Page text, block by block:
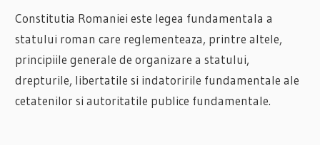
Constitutia Romaniei este legea fundamentala a
statului roman care reglementeaza, printre altele,
principiile generale de organizare a statului,
drepturile, libertatile si indatoririle fundamentale ale
cetatenilor si autoritatile publice fundamentale.